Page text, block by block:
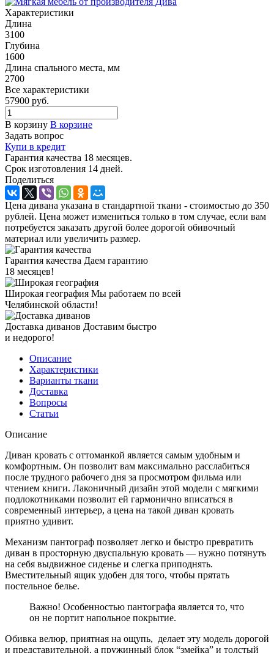
Характеристики
Длина
3100
Глубина
1600
Длина спального места, мм
2700
Все характеристики
57900 руб.
В корзину В корзине
Задать вопрос
Купи в кредит
Гарантия качества 18 месяцев.
Срок изготовления 14 дней.
Поделиться
Цена дивана указана в стандартной ткани - стоимостью до 350
рублей. Цена может измениться только в том случае, если вам
потребуется заказать другой более дорогой обивочный
материал или увеличить размер.
Гарантия качества Даем гарантию
18 месяцев!
Широкая география Мы работаем по всей
Челябинской области!
Доставка диванов Доставим быстро
и недорого!
Описание
Характеристики
Варианты ткани
Доставка
Вопросы
Статьи
Описание
Диван кровать с оттоманкой является самым удобным и
комфортным. Он позволит вам максимально расслабиться
после трудного рабочего дня за просмотром фильма или
чтением книги. Лаконичный дизайн этой модели с мягкими
подлокотниками позволит ей гармонично вписаться в
современный интерьер, а цена на такой диван кровать
приятно удивит.
Механизм пантограф позволяет легко и быстро превратить
диван в просторную двуспальную кровать — нужно потянуть
на себя выдвижное сиденье и слегка приподнять.
Вместительный ящик удобен для того, чтобы прятать
постельное белье.
Важно! Особенностью пантографа является то, что
он не портит напольное покрытие.
Обивка велюр, приятная на ощупь, делает эту модель дорогой
и представительной, а пружинный блок “змейка” и толстый